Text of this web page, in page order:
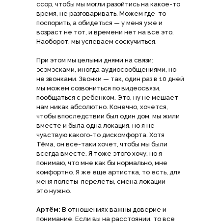
ссор, чтобы мы могли разойтись на какое-то
время, не разговаривать. Можем где-то
поспорить, а обидеться — у меня уже и
возраст не тот, и времени нет на все это.
Наоборот, мы успеваем соскучиться.
При этом мы целыми днями на связи:
эсэмэсками, иногда аудиосообщениями, но
не звонками. Звонки — так, один раз в 10 дней
мы можем созвониться по видеосвязи,
пообщаться с ребенком. Это, ну не мешает
нам никак абсолютно. Конечно, хочется,
чтобы впоследствии был один дом, мы жили
вместе и была одна локация, но я не
чувствую какого-то дискомфорта. Хотя
Тёма, он все-таки хочет, чтобы мы были
всегда вместе. Я тоже этого хочу, но я
понимаю, что мне как бы нормально, мне
комфортно. Я же еще артистка, то есть, для
меня полеты-перелеты, смена локации —
это нужно.
Артём: В отношениях важны доверие и
понимание. Если вы на расстоянии, то все